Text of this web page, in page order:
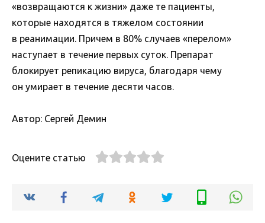
«возвращаются к жизни» даже те пациенты,
которые находятся в тяжелом состоянии
в реанимации. Причем в 80% случаев «перелом»
наступает в течение первых суток. Препарат
блокирует репикацию вируса, благодаря чему
он умирает в течение десяти часов.
Автор: Сергей Демин
Оцените статью